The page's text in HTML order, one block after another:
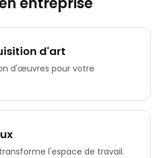
d'art
d'œuvres pour votre
l'espace de travail.